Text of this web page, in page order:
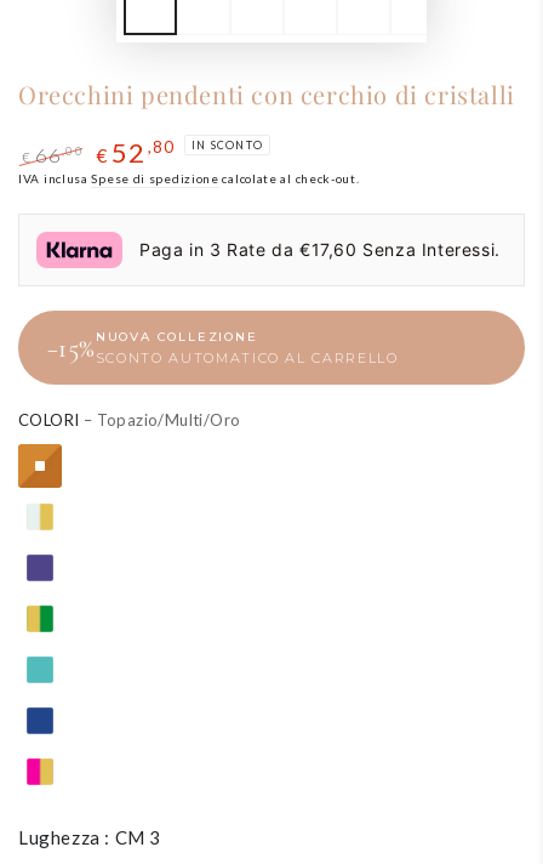
Orecchini pendenti con cerchio di cristalli
Prezzo
€ 66,00
Il
di
liquidazione
€ 52 ,80 IN SCONTO
IVA inclusaSpese di spedizione calcolate al check-out.
Paga in 3 Rate da €17,60 Senza Interessi.
−15% NUOVA COLLEZIONE
SCONTO AUTOMATICO AL CARRELLO
COLORI – Topazio/Multi/Oro
Lughezza : CM 3